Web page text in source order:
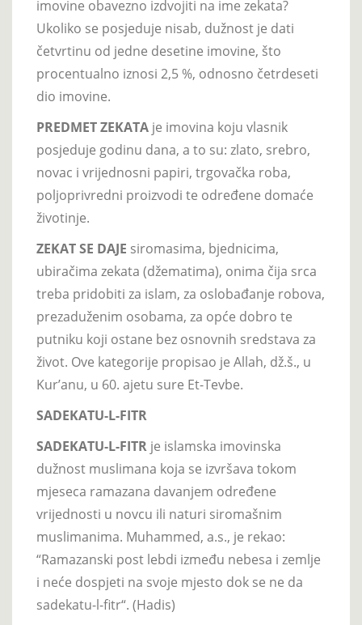
imovine obavezno izdvojiti na ime zekata?
Ukoliko se posjeduje nisab, dužnost je dati
četvrtinu od jedne desetine imovine, što
procentualno iznosi 2,5 %, odnosno četrdeseti
dio imovine.
PREDMET ZEKATA je imovina koju vlasnik
posjeduje godinu dana, a to su: zlato, srebro,
novac i vrijednosni papiri, trgovačka roba,
poljoprivredni proizvodi te određene domaće
životinje.
ZEKAT SE DAJE siromasima, bjednicima,
ubiračima zekata (džematima), onima čija srca
treba pridobiti za islam, za oslobađanje robova,
prezaduženim osobama, za opće dobro te
putniku koji ostane bez osnovnih sredstava za
život. Ove kategorije propisao je Allah, dž.š., u
Kur’anu, u 60. ajetu sure Et-Tevbe.
SADEKATU-L-FITR
SADEKATU-L-FITR je islamska imovinska
dužnost muslimana koja se izvršava tokom
mjeseca ramazana davanjem određene
vrijednosti u novcu ili naturi siromašnim
muslimanima. Muhammed, a.s., je rekao:
“Ramazanski post lebdi između nebesa i zemlje
i neće dospjeti na svoje mjesto dok se ne da
sadekatu-l-fitr“. (Hadis)